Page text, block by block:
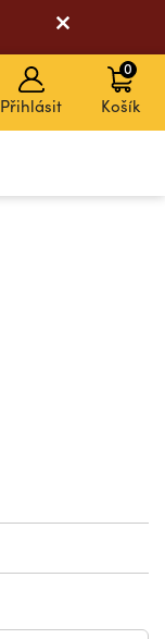
Přihlásit Košík
0